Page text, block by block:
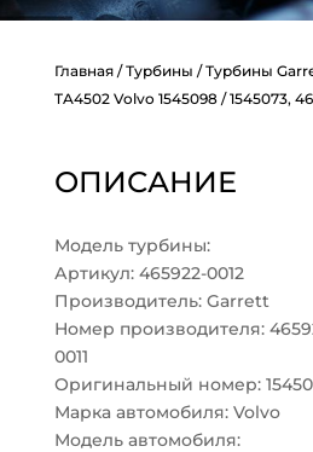
Главная/Турбины /Турбины
TA4502 Volvo 1545098 / 1545073,
ОПИСАНИЕ
Модель турбины:
Артикул: 465922-0012
Производитель: Garrett
Номер производителя:
0011
Оригинальный номер:
Марка автомобиля: Volvo
Модель автомобиля: